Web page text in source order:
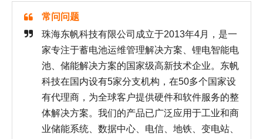
常问问题
珠海东帆科技有限公司成立于2013年4月，是一
家专注于蓄电池运维管理解决方案、锂电智能电
池、储能解决方案的国家级高新技术企业。东帆
科技在国内设有5家分支机构，在50多个国家设
有代理商，为全球客户提供硬件和软件服务的整
体解决方案。我们的产品已广泛应用于工业和商
业储能系统、数据中心、电信、地铁、变电站、